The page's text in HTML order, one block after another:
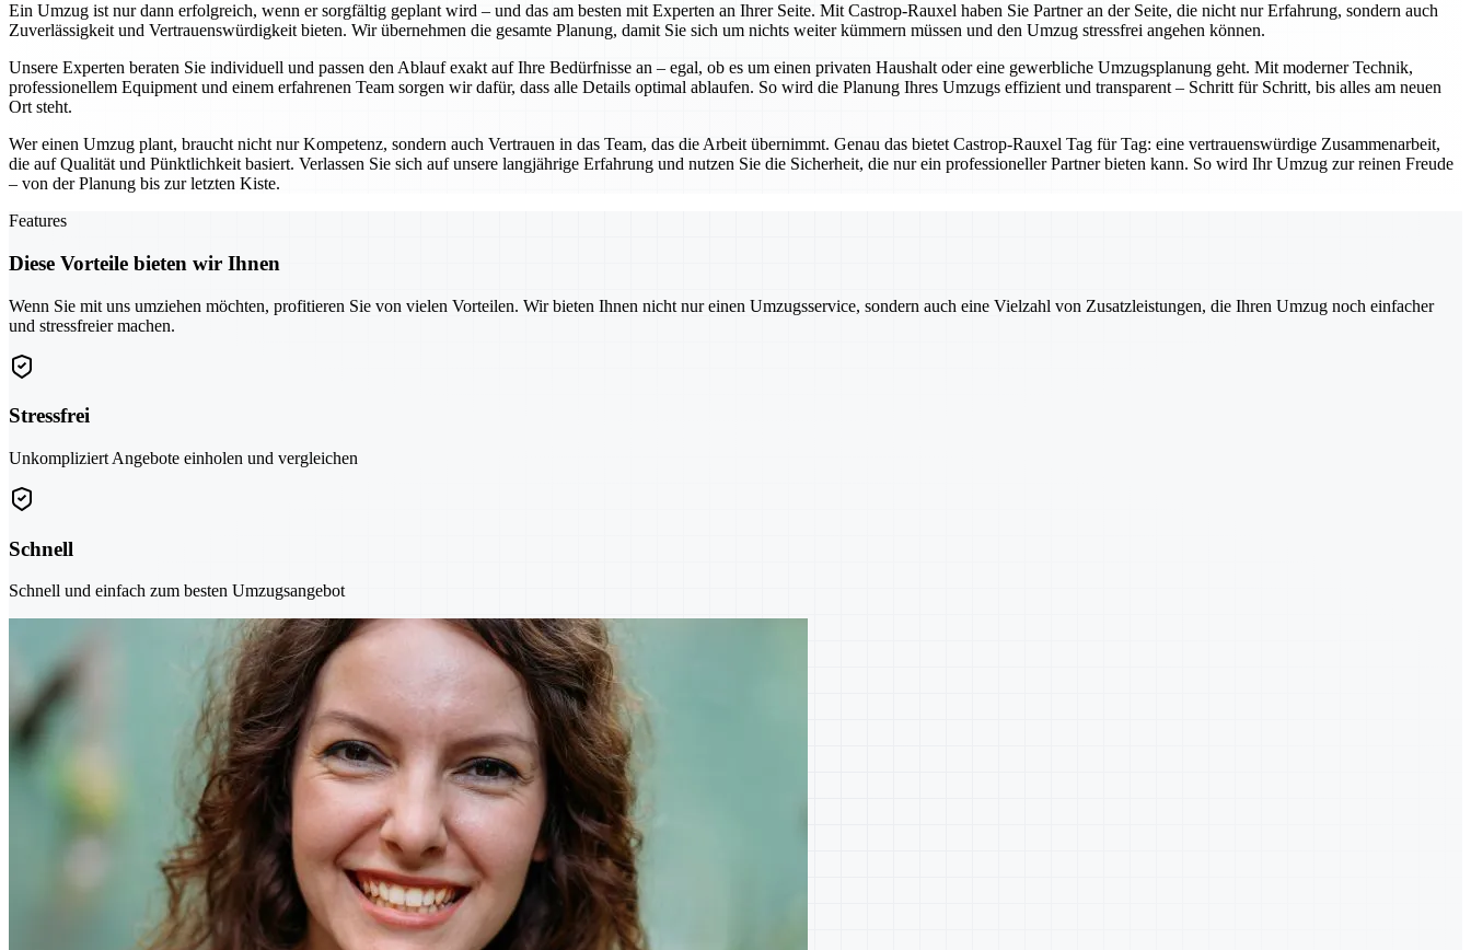
Ein Umzug ist nur dann erfolgreich, wenn er sorgfältig geplant wird – und das am besten mit Experten an Ihrer Seite. Mit Castrop-Rauxel haben Sie Partner an der Seite, die nicht nur Erfahrung, sondern auch
Zuverlässigkeit und Vertrauenswürdigkeit bieten. Wir übernehmen die gesamte Planung, damit Sie sich um nichts weiter kümmern müssen und den Umzug stressfrei angehen können.
Unsere Experten beraten Sie individuell und passen den Ablauf exakt auf Ihre Bedürfnisse an – egal, ob es um einen privaten Haushalt oder eine gewerbliche Umzugsplanung geht. Mit moderner Technik,
professionellem Equipment und einem erfahrenen Team sorgen wir dafür, dass alle Details optimal ablaufen. So wird die Planung Ihres Umzugs effizient und transparent – Schritt für Schritt, bis alles am neuen
Ort steht.
Wer einen Umzug plant, braucht nicht nur Kompetenz, sondern auch Vertrauen in das Team, das die Arbeit übernimmt. Genau das bietet Castrop-Rauxel Tag für Tag: eine vertrauenswürdige Zusammenarbeit,
die auf Qualität und Pünktlichkeit basiert. Verlassen Sie sich auf unsere langjährige Erfahrung und nutzen Sie die Sicherheit, die nur ein professioneller Partner bieten kann. So wird Ihr Umzug zur reinen Freude
– von der Planung bis zur letzten Kiste.
Features
Diese Vorteile bieten wir Ihnen
Wenn Sie mit uns umziehen möchten, profitieren Sie von vielen Vorteilen. Wir bieten Ihnen nicht nur einen Umzugsservice, sondern auch eine Vielzahl von Zusatzleistungen, die Ihren Umzug noch einfacher
und stressfreier machen.
Stressfrei
Unkompliziert Angebote einholen und vergleichen
Schnell
Schnell und einfach zum besten Umzugsangebot